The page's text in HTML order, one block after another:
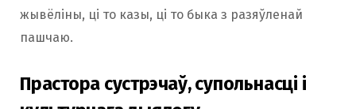
жывёліны, ці то казы, ці то быка з разяўленай
пашчаю.
Прастора сустрэчаў, супольнасці і